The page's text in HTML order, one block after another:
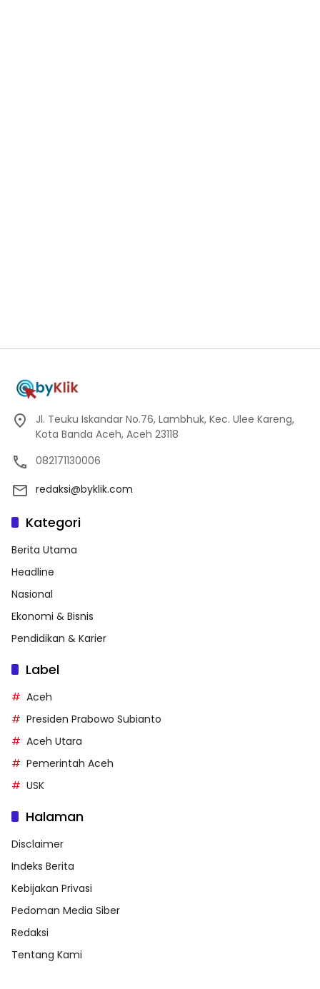
Jl. Teuku Iskandar No.76, Lambhuk, Kec. Ulee Kareng,
Kota Banda Aceh, Aceh 23118
082171130006
redaksi@byklik.com
Kategori
Berita Utama
Headline
Nasional
Ekonomi & Bisnis
Pendidikan & Karier
Label
Aceh
Presiden Prabowo Subianto
Aceh Utara
Pemerintah Aceh
USK
Halaman
Disclaimer
Indeks Berita
Kebijakan Privasi
Pedoman Media Siber
Redaksi
Tentang Kami